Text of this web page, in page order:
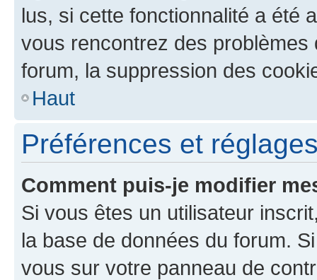
lus, si cette fonctionnalité a été
vous rencontrez des
forum, la suppression des
Haut
Préférences et
Comment puis-je modifier
Si vous êtes un utilisateur
la base de données du forum.
vous sur votre panneau de